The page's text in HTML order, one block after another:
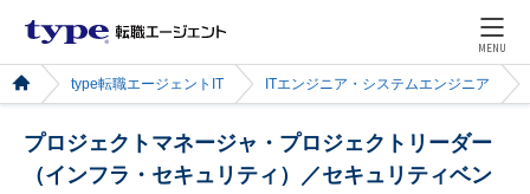
MENU
type転職エージェントIT ITエンジニア・システムエンジニア
プロジェクトマネージャ・プロジェクトリーダー
（インフラ・セキュリティ）／セキュリティベン